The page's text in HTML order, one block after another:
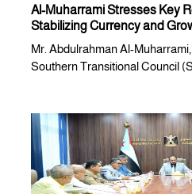
Al-Muharrami Stresses Key
Stabilizing Currency and
Mr. Abdulrahman Al-
Southern Transitional Council